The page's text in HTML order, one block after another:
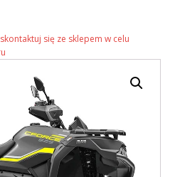
się ze sklepem w celu